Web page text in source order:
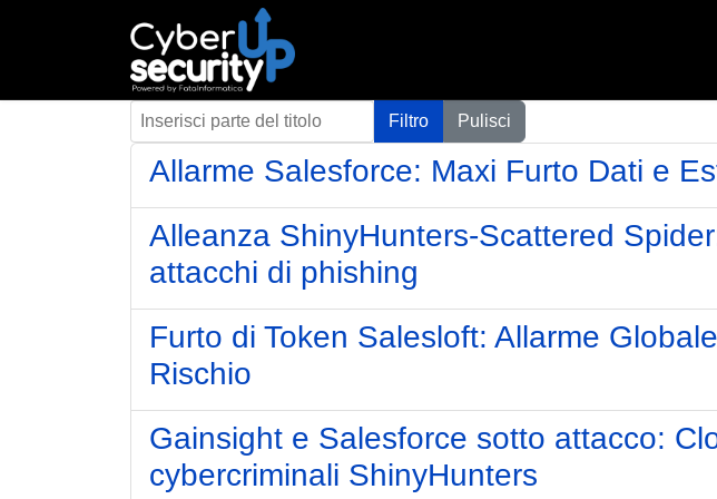
Inserisci parte del titolo Filtro Pulisci
Allarme Salesforce: Maxi Furto Dati e
Alleanza ShinyHunters-Scattered
attacchi di phishing
Furto di Token Salesloft: Allarme
Rischio
Gainsight e Salesforce sotto attacco:
cybercriminali ShinyHunters